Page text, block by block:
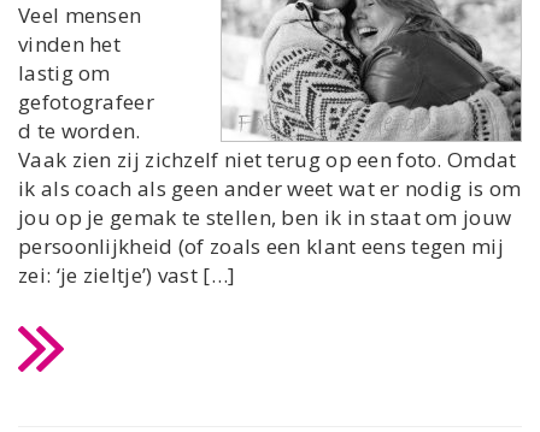
Veel mensen
vinden het
lastig om
gefotografeer
d te worden.
Vaak zien zij zichzelf niet terug op een foto. Omdat
ik als coach als geen ander weet wat er nodig is om
jou op je gemak te stellen, ben ik in staat om jouw
persoonlijkheid (of zoals een klant eens tegen mij
zei: ‘je zieltje’) vast […]